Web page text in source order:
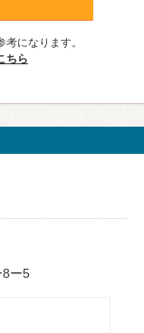
になります。
ちら
ー5